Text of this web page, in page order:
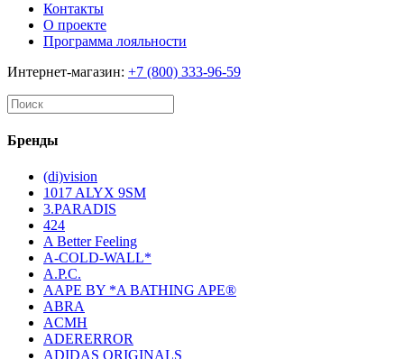
Контакты
О проекте
Программа лояльности
Интернет-магазин: +7 (800) 333-96-59
Бренды
(di)vision
1017 ALYX 9SM
3.PARADIS
424
A Better Feeling
A-COLD-WALL*
A.P.C.
AAPE BY *A BATHING APE®
ABRA
ACMH
ADERERROR
ADIDAS ORIGINALS